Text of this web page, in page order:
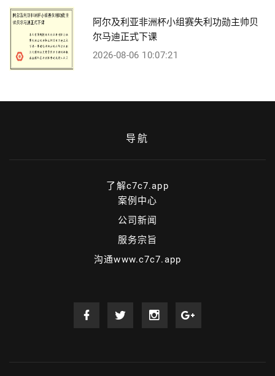
阿尔及利亚非洲杯小组赛失利功勋主帅贝
尔马迪正式下课
2026-08-06 10:07:21
导航
了解c7c7.app
案例中心
公司新闻
服务宗旨
沟通www.c7c7.app